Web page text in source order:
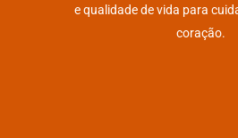
e qualidade de vida para
coração.